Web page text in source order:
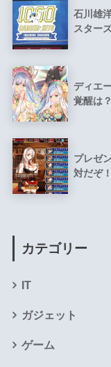
石川雄
スターズ
ディエ
覚醒は
プレゼ
対だぞ
カテゴリー
IT
ガジェット
ゲーム